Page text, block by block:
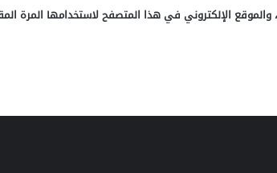
الإلكتروني في هذا المتصفح لاستخدامها المرة